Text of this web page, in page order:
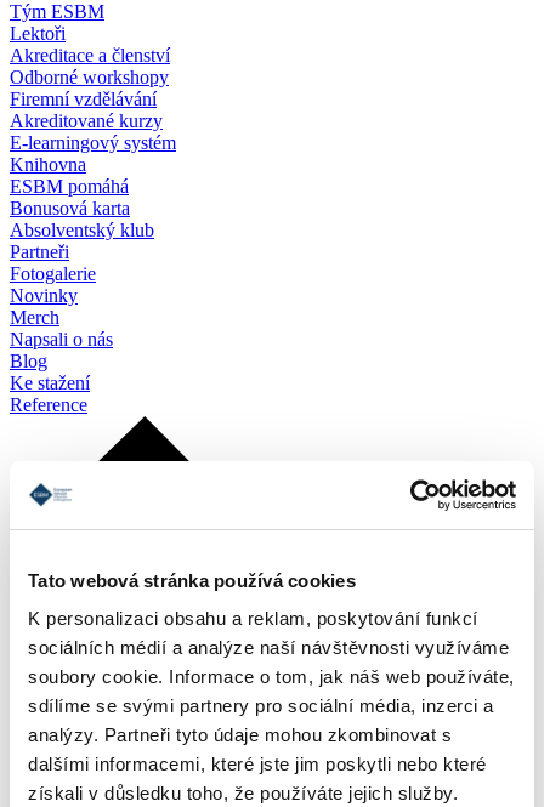
Tato webová stránka používá cookies
K personalizaci obsahu a reklam, poskytování funkcí
sociálních médií a analýze naší návštěvnosti využíváme
soubory cookie. Informace o tom, jak náš web používáte,
sdílíme se svými partnery pro sociální média, inzerci a
analýzy. Partneři tyto údaje mohou zkombinovat s
dalšími informacemi, které jste jim poskytli nebo které
získali v důsledku toho, že používáte jejich služby.
Tým ESBM
Lektoři
Akreditace a členství
Odborné workshopy
Firemní vzdělávání
Akreditované kurzy
E-learningový systém
Knihovna
ESBM pomáhá
Bonusová karta
Absolventský klub
Partneři
Fotogalerie
Novinky
Merch
Napsali o nás
Blog
Ke stažení
Reference